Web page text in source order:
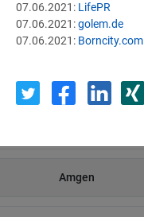
Fürstentum Liechtenstein
Ökovolt Solartechnik
Amgen
07.06.2021: LifePR
07.06.2021:golem.de
07.06.2021: Borncity.com